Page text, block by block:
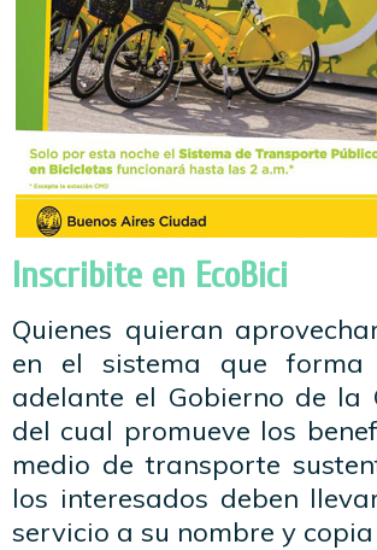
Inscribite en EcoBici
Quienes quieran
en el sistema que
adelante el Gobierno de la
del cual promueve los
medio de transporte
los interesados deben
servicio a su nombre y